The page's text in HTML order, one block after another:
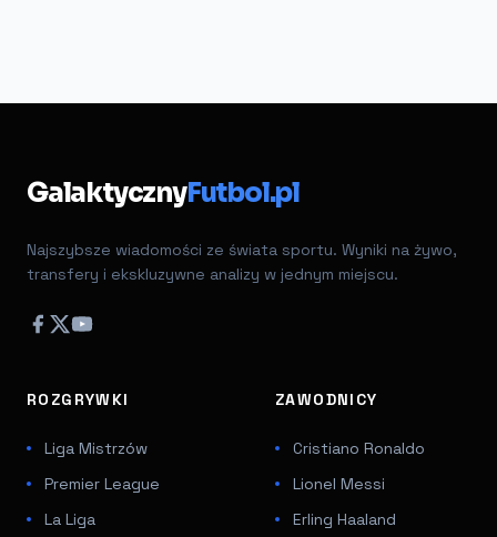
GalaktycznyFutbol.pl
Najszybsze wiadomości ze świata sportu. Wyniki na żywo,
transfery i ekskluzywne analizy w jednym miejscu.
ROZGRYWKI
Liga Mistrzów
Premier League
La Liga
ZAWODNICY
Cristiano Ronaldo
Lionel Messi
Erling Haaland